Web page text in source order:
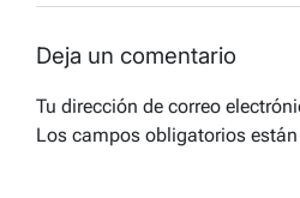
Deja un comentario
Tu dirección de correo
Los campos obligatorios